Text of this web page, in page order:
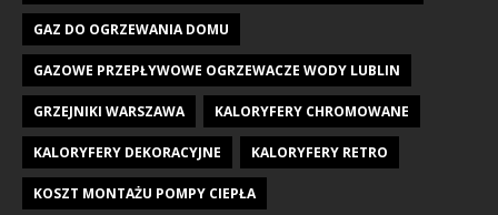
GAZ DO OGRZEWANIA DOMU
GAZOWE PRZEPŁYWOWE OGRZEWACZE WODY LUBLIN
GRZEJNIKI WARSZAWA KALORYFERY CHROMOWANE
KALORYFERY DEKORACYJNE KALORYFERY RETRO
KOSZT MONTAŻU POMPY CIEPŁA